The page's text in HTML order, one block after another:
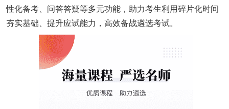
性化备考、问答答疑等多元功能，助力考生利用碎片化时间
夯实基础、提升应试能力，高效备战遴选考试。